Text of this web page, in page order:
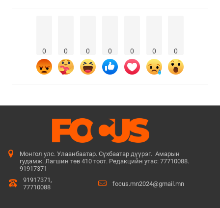
0 0 0 0 0 0 0
Монгол улс. Улаанбаатар. Сүхбаатар дүүрэг. Амарын
гудамж. Лагшин төв 410 тоот. Редакцийн утас: 77710088.
91917371
91917371,
77710088
focus.mn2024@gmail.mn